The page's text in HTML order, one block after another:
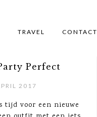
TRAVEL CONTACT
Perfect
2017
tijd voor een nieuwe